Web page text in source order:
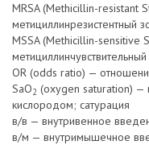
MRSA (Methicillin-resistant
метициллинрезистентный
MSSA (Methicillin-sensitive
OR (odds ratio) —
SаО2 (oxygen saturation) —
кислородом; сатурация
в/в — внутривенное
в/м — внутримышечное